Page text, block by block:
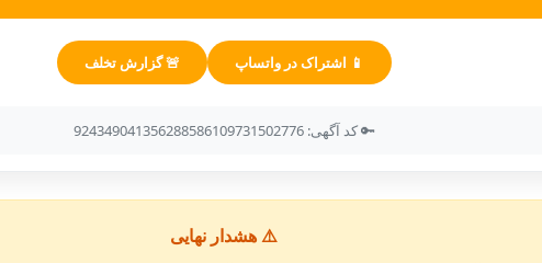
📱 اشتراک در واتساپ 🚨 گزارش تخلف
🔑 کد آگهی: 924349041356288586109731502776
⚠️ هشدار نهایی